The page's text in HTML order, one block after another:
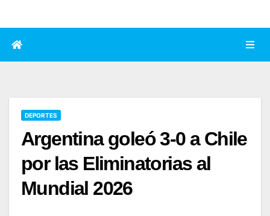
DEPORTES
Argentina goleó 3-0 a Chile
por las Eliminatorias al
Mundial 2026